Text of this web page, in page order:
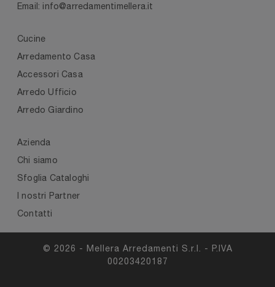
Email: info@arredamentimellera.it
Cucine
Arredamento Casa
Accessori Casa
Arredo Ufficio
Arredo Giardino
Azienda
Chi siamo
Sfoglia Cataloghi
I nostri Partner
Contatti
© 2026 - Mellera Arredamenti S.r.l. - P.IVA
00203420187